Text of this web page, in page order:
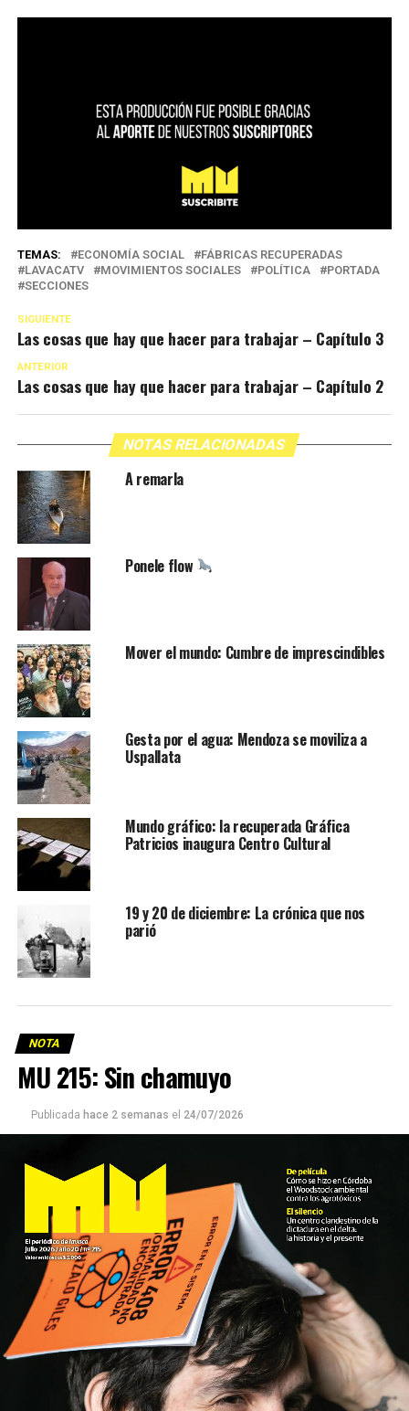
TEMAS: ECONOMÍA SOCIAL
FÁBRICAS RECUPERADAS
LAVACATV
MOVIMIENTOS SOCIALES POLÍTICA
PORTADA
SECCIONES
SIGUIENTE
Las cosas que hay que hacer para trabajar – Capítulo 3
ANTERIOR
Las cosas que hay que hacer para trabajar – Capítulo 2
NOTAS RELACIONADAS
A remarla
Ponele flow
Mover el mundo: Cumbre de imprescindibles
Gesta por el agua: Mendoza se moviliza a
Uspallata
Mundo gráfico: la recuperada Gráfica
Patricios inaugura Centro Cultural
19 y 20 de diciembre: La crónica que nos
parió
NOTA
MU 215: Sin chamuyo
Publicada hace 2 semanas el 24/07/2026